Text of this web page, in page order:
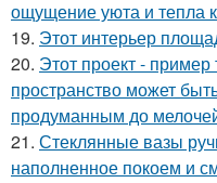
ощущение уюта и тепла
19. Этот интерьер
20. Этот проект -
пространство может
продуманным до
21. Стеклянные вазы
наполненное покоем и